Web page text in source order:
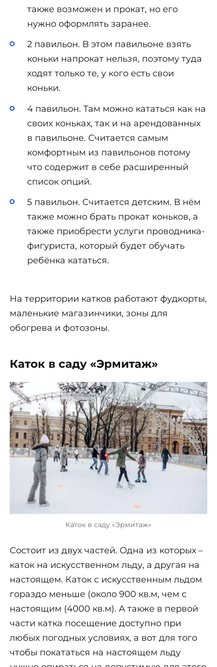
также возможен и прокат, но его
нужно оформлять заранее.
2 павильон. В этом павильоне взять
коньки напрокат нельзя, поэтому туда
ходят только те, у кого есть свои
коньки.
4 павильон. Там можно кататься как на
своих коньках, так и на арендованных
в павильоне. Считается самым
комфортным из павильонов потому
что содержит в себе расширенный
список опций.
5 павильон. Считается детским. В нём
также можно брать прокат коньков, а
также приобрести услуги проводника-
фигуриста, который будет обучать
ребёнка кататься.
На территории катков работают фудкорты,
маленькие магазинчики, зоны для
обогрева и фотозоны.
Каток в саду «Эрмитаж»
Каток в саду «Эрмитаж»
Состоит из двух частей. Одна из которых –
каток на искусственном льду, а другая на
настоящем. Каток с искусственным льдом
гораздо меньше (около 900 кв.м, чем с
настоящим (4000 кв.м). А также в первой
части катка посещение доступно при
любых погодных условиях, а вот для того
чтобы покататься на настоящем льду